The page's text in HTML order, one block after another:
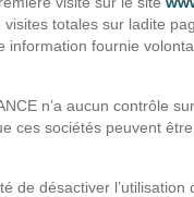
totales sur ladite
information fournie
n’a aucun contrôle
ces sociétés peuvent
de désactiver l’utilisation